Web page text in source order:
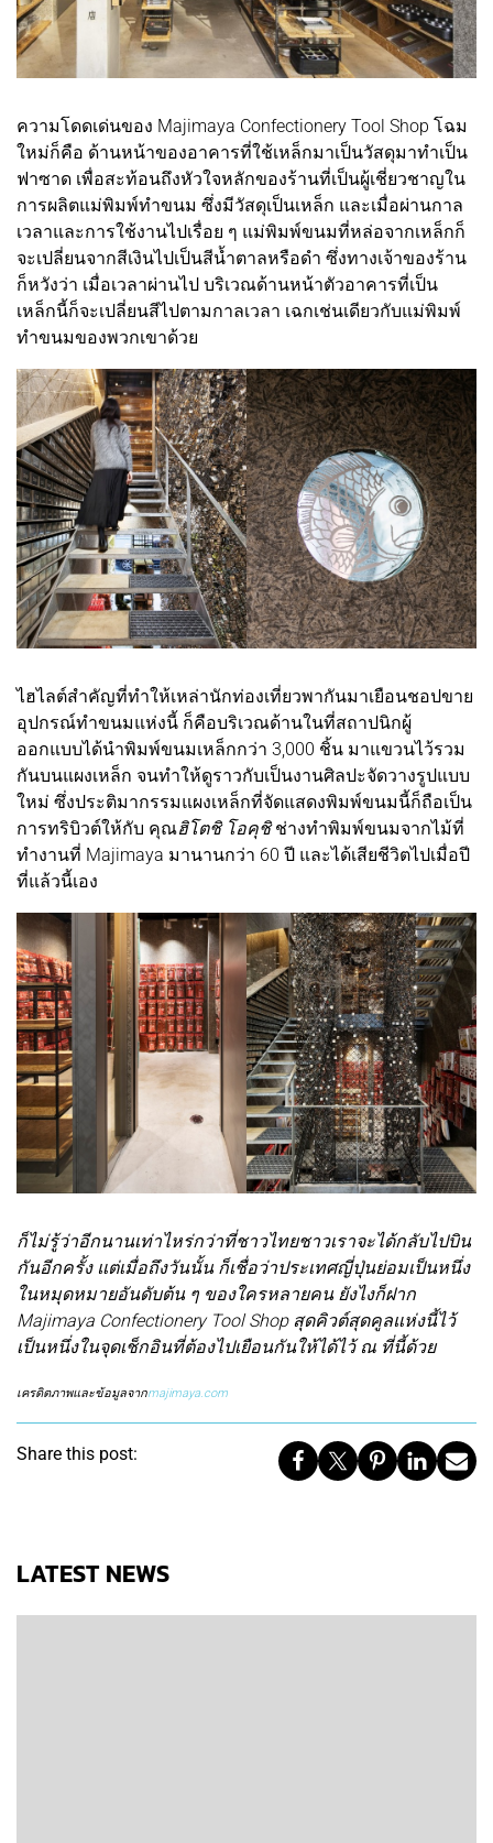
ความโดดเด่นของ Majimaya Confectionery Tool Shop โฉม
ใหม่ก็คือ ด้านหน้าของอาคารที่ใช้เหล็กมาเป็นวัสดุมาทำเป็น
ฟาซาด เพื่อสะท้อนถึงหัวใจหลักของร้านที่เป็นผู้เชี่ยวชาญใน
การผลิตแม่พิมพ์ทำขนม ซึ่งมีวัสดุเป็นเหล็ก และเมื่อผ่านกาล
เวลาและการใช้งานไปเรื่อย ๆ แม่พิมพ์ขนมที่หล่อจากเหล็กก็
จะเปลี่ยนจากสีเงินไปเป็นสีน้ำตาลหรือดำ ซึ่งทางเจ้าของร้าน
ก็หวังว่า เมื่อเวลาผ่านไป บริเวณด้านหน้าตัวอาคารที่เป็น
เหล็กนี้ก็จะเปลี่ยนสีไปตามกาลเวลา เฉกเช่นเดียวกับแม่พิมพ์
ทำขนมของพวกเขาด้วย
ไฮไลต์สำคัญที่ทำให้เหล่านักท่องเที่ยวพากันมาเยือนชอปขาย
อุปกรณ์ทำขนมแห่งนี้ ก็คือบริเวณด้านในที่สถาปนิกผู้
ออกแบบได้นำพิมพ์ขนมเหล็กกว่า 3,000 ชิ้น มาแขวนไว้รวม
กันบนแผงเหล็ก จนทำให้ดูราวกับเป็นงานศิลปะจัดวางรูปแบบ
ใหม่ ซึ่งประติมากรรมแผงเหล็กที่จัดแสดงพิมพ์ขนมนี้ก็ถือเป็น
การทริบิวต์ให้กับ คุณฮิโตชิ โอคุชิช่างทำพิมพ์ขนมจากไม้ที่
ทำงานที่ Majimaya มานานกว่า 60 ปี และได้เสียชีวิตไปเมื่อปี
ที่แล้วนี้เอง
ก็ไม่รู้ว่าอีกนานเท่าไหร่กว่าที่ชาวไทยชาวเราจะได้กลับไปบิน
กันอีกครั้ง แต่เมื่อถึงวันนั้น ก็เชื่อว่าประเทศญี่ปุ่นย่อมเป็นหนึ่ง
ในหมุดหมายอันดับต้น ๆ ของใครหลายคน ยังไงก็ฝาก
Majimaya Confectionery Tool Shop สุดคิวต์สุดคูลแห่งนี้ไว้
เป็นหนึ่งในจุดเช็กอินที่ต้องไปเยือนกันให้ได้ไว้ ณ ที่นี้ด้วย
เครดิตภาพและข้อมูลจากmajimaya.com
Share this post:
LATEST NEWS